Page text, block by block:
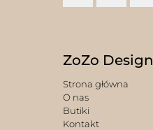
ZoZo Design
Strona główna
O nas
Butiki
Kontakt